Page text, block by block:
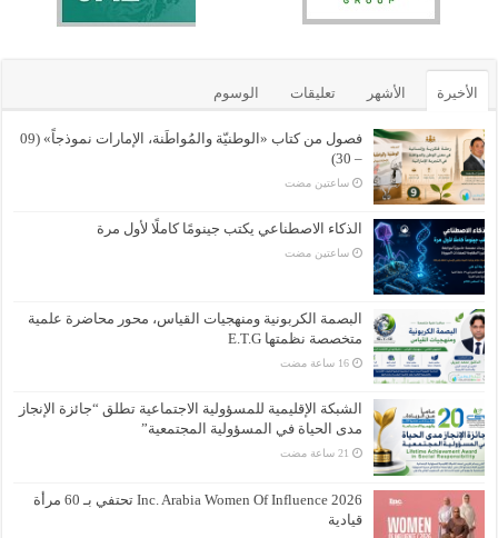
الأخيرة الأشهر تعليقات الوسوم
فصول من كتاب «الوطنيّة والمُواطَنة، الإمارات نموذجاً» (09
– 30)
‏ساعتين مضت
الذكاء الاصطناعي يكتب جينومًا كاملًا لأول مرة
‏ساعتين مضت
البصمة الكربونية ومنهجيات القياس، محور محاضرة علمية
متخصصة نظمتها E.T.G
الشبكة الإقليمية للمسؤولية الاجتماعية تطلق “جائزة الإنجاز
مدى الحياة في المسؤولية المجتمعية”
Inc. Arabia Women Of Influence 2026 تحتفي بـ 60 مرأة
قيادية